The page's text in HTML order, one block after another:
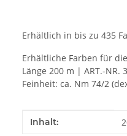
Erhältlich in bis zu 435
Erhältliche Farben für
Länge 200 m | ART.-NR.
Feinheit: ca. Nm 74/2
Produkteigenschaft
Wert
Inhalt: